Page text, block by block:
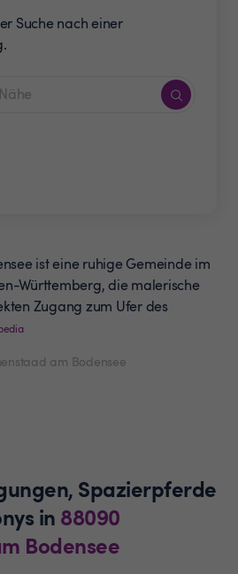
Suche nach einer
am Bodensee
ist eine ruhige Gemeinde im
Württemberg, die malerische
Zugang zum Ufer des
Spazierpferde
in 88090
Bodensee